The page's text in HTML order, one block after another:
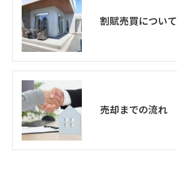
割賦売買について
売却までの流れ